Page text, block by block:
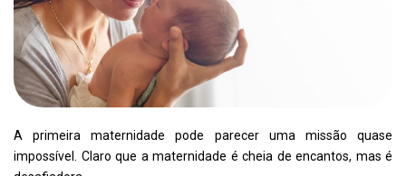
A primeira maternidade pode parecer uma missão quase
impossível. Claro que a maternidade é cheia de encantos, mas é